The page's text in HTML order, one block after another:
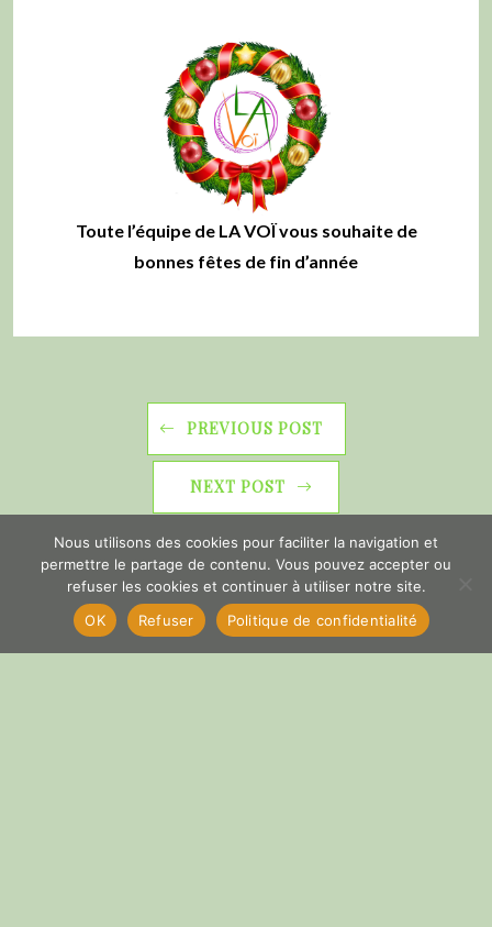
Toute l’équipe de LA VOÏ vous souhaite de
bonnes fêtes de fin d’année
PREVIOUS POST
NEXT POST
Nous utilisons des cookies pour faciliter la navigation et
permettre le partage de contenu. Vous pouvez accepter ou
refuser les cookies et continuer à utiliser notre site.
OK
Refuser Politique de confidentialité